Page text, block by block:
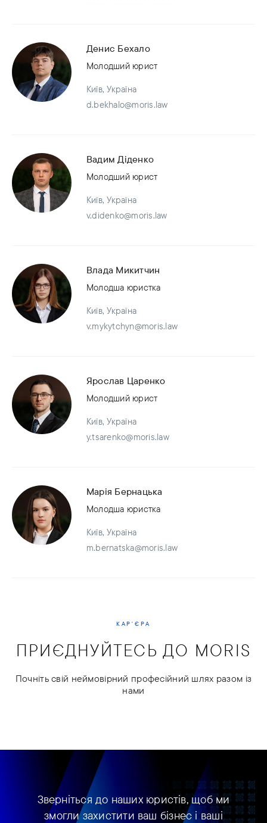
Денис Бехало
Молодший юрист
Київ, Україна
d.bekhalo@moris.law
Вадим Діденко
Молодший юрист
Київ, Україна
v.didenko@moris.law
Влада Микитчин
Молодша юристка
Київ, Україна
v.mykytchyn@moris.law
Ярослав Царенко
Молодший юрист
Київ, Україна
y.tsarenko@moris.law
Марія Бернацька
Молодша юристка
Київ, Україна
m.bernatska@moris.law
КАР'ЄРА
ПРИЄДНУЙТЕСЬ ДО MORIS
Почніть свій неймовірний професійний шлях разом із
нами
Зверніться до наших юристів, щоб ми
змогли захистити ваш бізнес і ваші